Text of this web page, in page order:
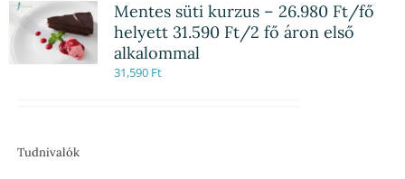
Mentes süti kurzus – 26.980 Ft/fő
helyett 31.590 Ft/2 fő áron első
alkalommal
31,590 Ft
Tudnivalók